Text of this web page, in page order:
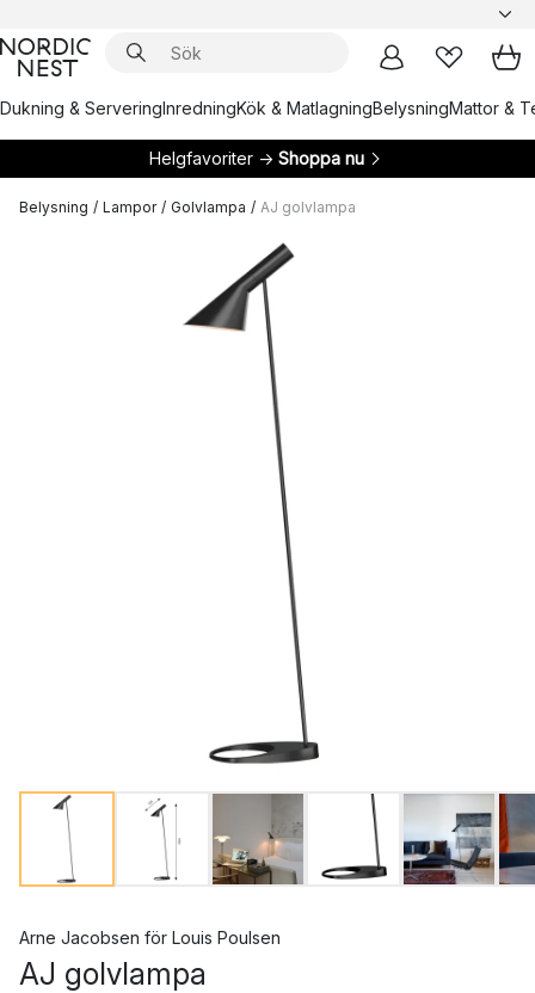
Dukning & ServeringInredningKök & MatlagningBelysningMattor &
Helgfavoriter → Shoppa nu
Belysning / Lampor / Golvlampa / AJ golvlampa
Arne Jacobsen för Louis Poulsen
AJ golvlampa